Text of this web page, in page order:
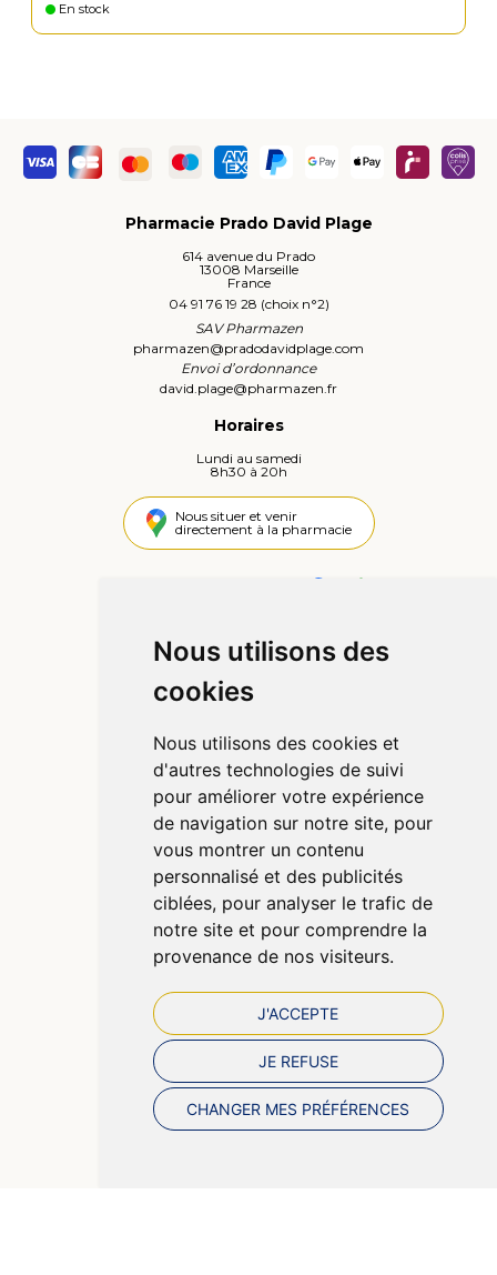
Nous utilisons des
cookies
Nous utilisons des cookies et
d'autres technologies de suivi
pour améliorer votre expérience
de navigation sur notre site, pour
vous montrer un contenu
personnalisé et des publicités
ciblées, pour analyser le trafic de
notre site et pour comprendre la
provenance de nos visiteurs.
J'ACCEPTE
JE REFUSE
CHANGER MES PRÉFÉRENCES
En stock
Pharmacie Prado David Plage
614 avenue du Prado
13008 Marseille
France
04 91 76 19 28 (choix n°2)
SAV Pharmazen
pharmazen@pradodavidplage.com
Envoi d’ordonnance
david.plage@pharmazen.fr
Horaires
Lundi au samedi
8h30 à 20h
Nous situer et venir
directement à la pharmacie
Informations
Qui sommes-nous ?
Déclarer un effet indésirable
Mentions légales
CGV
Données personnelles
Cookies
Préférences Cookies